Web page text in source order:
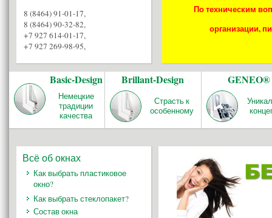
8 (8464) 91-01-17,
8 (8464) 90-32-82,
+7 927 614-01-17,
+7 927 269-98-95,
По техническим
организации,
Basic-Design
Немецкие
традиции
качества
Brillant-Design
Страсть к
особенному
GENEO®
Всё об окнах
Как выбрать пластиковое
окно?
Как выбрать стеклопакет?
Состав окна